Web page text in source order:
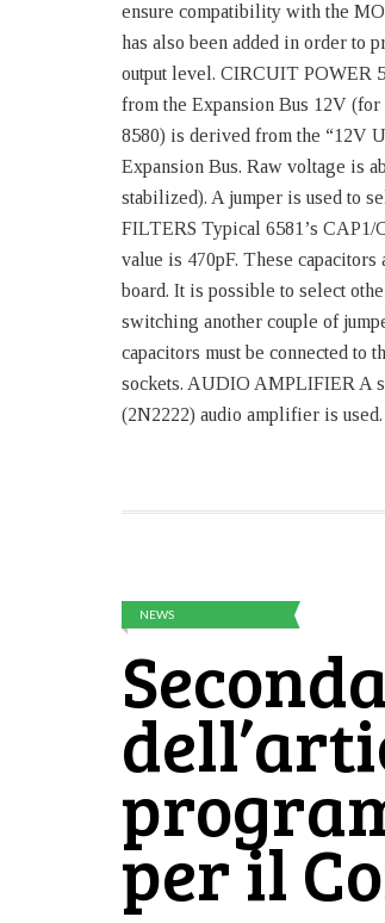
ensure compatibility with the
has also been added in order to
output level. CIRCUIT POWER
from the Expansion Bus 12V
8580) is derived from the “12V
Expansion Bus. Raw voltage is
stabilized). A jumper is used to
FILTERS Typical 6581’s CAP1/
value is 470pF. These capacitors
board. It is possible to select
switching another couple of
capacitors must be connected to
sockets. AUDIO AMPLIFIER A
(2N2222) audio amplifier is used.
NEWS
per il